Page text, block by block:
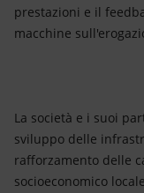
prestazioni e il
macchine
La società e i suoi
sviluppo delle
rafforzamento delle
socioeconomico